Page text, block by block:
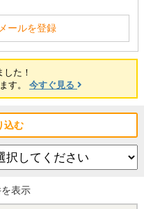
ールを登録
た！
す。 今すぐ見る
込む
表示